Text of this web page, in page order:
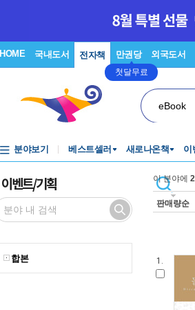
HOME 국내도서 전자책 만권당
첫달무료
외국도서
eBook
분야보기 베스트셀러 새로나온책 이
이벤트/기획
합본
이 분야에 2
판매량순
1.